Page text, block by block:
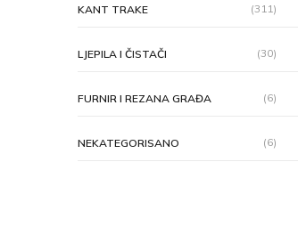
KANT TRAKE (311)
LJEPILA I ČISTAČI (30)
FURNIR I REZANA GRAĐA (6)
NEKATEGORISANO (6)